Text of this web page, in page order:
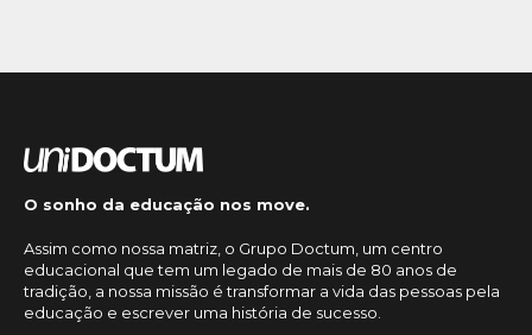
O sonho da educação nos move.
Assim como nossa matriz, o Grupo Doctum, um centro
educacional que tem um legado de mais de 80 anos de
tradição, a nossa missão é transformar a vida das pessoas pela
educação e escrever uma história de sucesso.